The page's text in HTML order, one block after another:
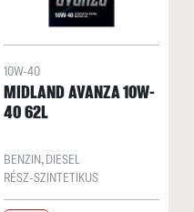
10W-40
MIDLAND AVANZA 10W-
40 62L
BENZIN, DIESEL
RÉSZ-SZINTETIKUS